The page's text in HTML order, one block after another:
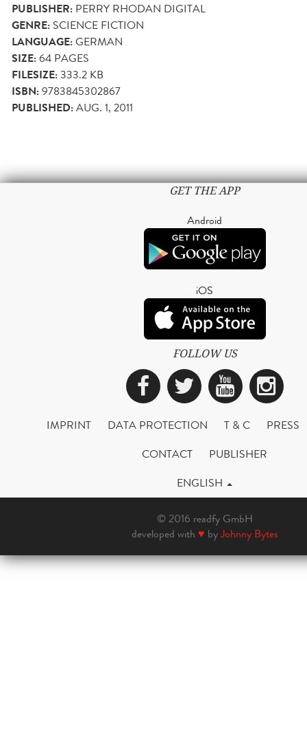
PUBLISHER: PERRY RHODAN DIGITAL
GENRE: SCIENCE FICTION
LANGUAGE:GERMAN
SIZE:64 PAGES
FILESIZE:333.2 KB
ISBN:9783845302867
PUBLISHED:AUG. 1, 2011
GET THE APP
Android
iOS
FOLLOW US
Facebook
Twitter
IMPRINT DATA PROTECTION T & C
PRESS
CONTACT
PUBLISHER
ENGLISH
© 2016 readfy GmbH
developed with ♥ byJohnny Bytes